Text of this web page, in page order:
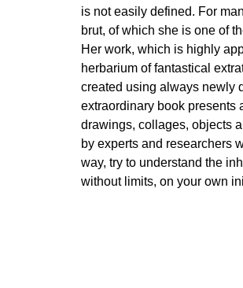
is not easily defined. For
brut, of which she is one of
Her work, which is highly
herbarium of fantastical
created using always newly
extraordinary book presents
drawings, collages, objects
by experts and researchers
way, try to understand the
without limits, on your own